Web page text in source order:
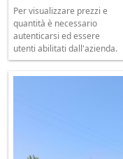
Per visualizzare prezzi e
quantità è necessario
autenticarsi ed essere
utenti abilitati dall'azienda.